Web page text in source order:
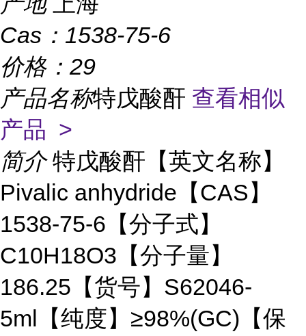
Cas： 1538-75-6
价格： 29
产品名称特戊酸酐 查看相似
产品 >
简介 特戊酸酐【英文名称】
Pivalic anhydride【CAS】
1538-75-6【分子式】
C10H18O3【分子量】
186.25【货号】S62046-
5ml【纯度】≥98%(GC)【保